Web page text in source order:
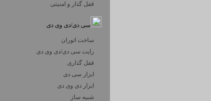
قفل گذار و امنیتی
سی دی/دی وی دی
ساخت اتوران
رایت سی دی/دی وی دی
قفل گذاری
ابزار سی دی
ابزار دی وی دی
شبیه ساز